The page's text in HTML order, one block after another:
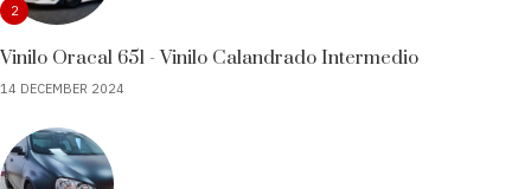
2
Vinilo Oracal 651 - Vinilo Calandrado Intermedio
14 DECEMBER 2024